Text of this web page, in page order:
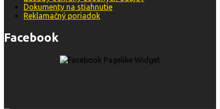
Dokumenty na stiahnutie
Reklamačný poriadok
Facebook